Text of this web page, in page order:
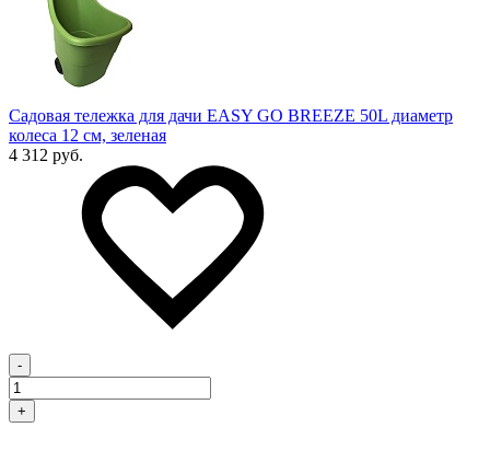
Садовая тележка для дачи EASY GO BREEZE 50L диаметр
колеса 12 см, зеленая
4 312 руб.
-
+